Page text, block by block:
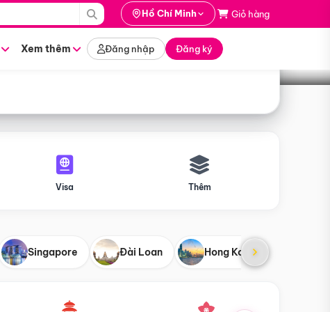
Hồ Chí Minh Giỏ hàng
Xem thêm Đăng nhập Đăng ký
Tìm tour
Visa Thêm
Singapore Đài Loan Hong Kong